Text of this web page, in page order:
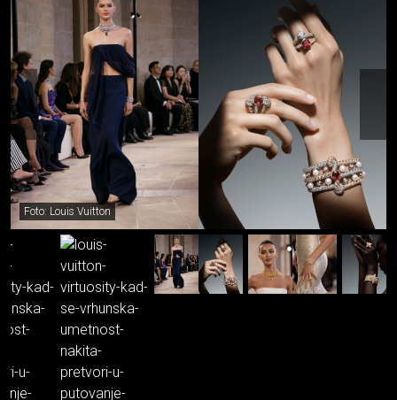
Foto: Louis Vuitton